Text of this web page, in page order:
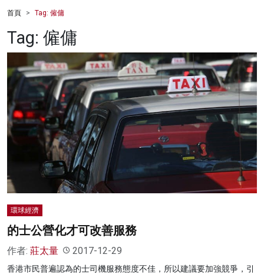
財經
健康
商業
科技
影片
名家榜
灼見活動
首頁 Tag: 僱傭
Tag: 僱傭
環球經濟
的士公營化才可改善服務
作者: 莊太量 2017-12-29
香港市民普遍認為的士司機服務態度不佳，所以建議要加強競爭，引